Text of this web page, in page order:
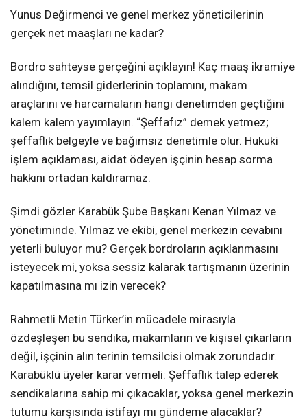
Yunus Değirmenci ve genel merkez yöneticilerinin
gerçek net maaşları ne kadar?
Bordro sahteyse gerçeğini açıklayın! Kaç maaş ikramiye
alındığını, temsil giderlerinin toplamını, makam
araçlarını ve harcamaların hangi denetimden geçtiğini
kalem kalem yayımlayın. “Şeffafız” demek yetmez;
şeffaflık belgeyle ve bağımsız denetimle olur. Hukuki
işlem açıklaması, aidat ödeyen işçinin hesap sorma
hakkını ortadan kaldıramaz.
Şimdi gözler Karabük Şube Başkanı Kenan Yılmaz ve
yönetiminde. Yılmaz ve ekibi, genel merkezin cevabını
yeterli buluyor mu? Gerçek bordroların açıklanmasını
isteyecek mi, yoksa sessiz kalarak tartışmanın üzerinin
kapatılmasına mı izin verecek?
Rahmetli Metin Türker’in mücadele mirasıyla
özdeşleşen bu sendika, makamların ve kişisel çıkarların
değil, işçinin alın terinin temsilcisi olmak zorundadır.
Karabüklü üyeler karar vermeli: Şeffaflık talep ederek
sendikalarına sahip mi çıkacaklar, yoksa genel merkezin
tutumu karşısında istifayı mı gündeme alacaklar?